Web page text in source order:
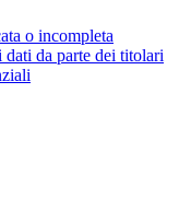
o incompleta
dati da parte dei titolari